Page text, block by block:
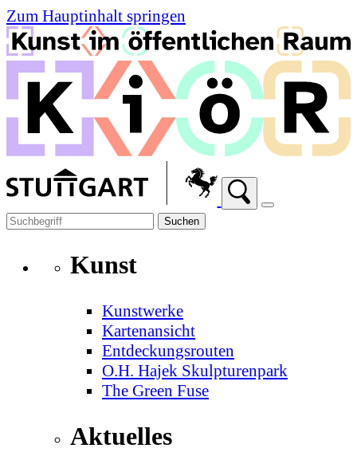
Zum Hauptinhalt springen
Suchen
Kunst
Kunstwerke
Kartenansicht
Entdeckungsrouten
O.H. Hajek Skulpturenpark
The Green Fuse
Aktuelles